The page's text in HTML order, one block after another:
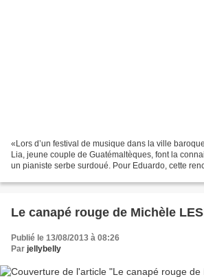
«Lors d’un festival de musique dans la ville
Lia, jeune couple de Guatémaltèques, font la
un pianiste serbe surdoué. Pour Eduardo, cette
Le canapé rouge de Michèle
Publié le 13/08/2013 à 08:26
Par jellybelly